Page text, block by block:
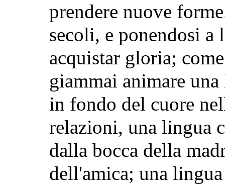
prendere nuove
secoli, e ponendosi a
acquistar gloria;
giammai animare
in fondo del cuore
relazioni, una lingua
dalla bocca della
dell'amica; una